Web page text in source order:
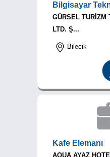
Bilgisayar
GÜRSEL TURİZM
LTD. Ş...
Bilecik
Kafe Elemanı
AQUA AYAZ